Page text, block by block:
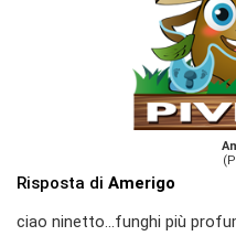
Risposta di Amerigo
ciao ninetto...funghi più